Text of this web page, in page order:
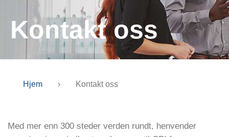
Kontakt oss
Hjem › Kontakt oss
Med mer enn 300 steder verden rundt, henvender